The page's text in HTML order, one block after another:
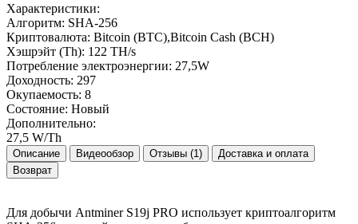
Характеристики:
Алгоритм: SHA-256
Криптовалюта: Bitcoin (BTC),Bitcoin Cash (BCH)
Хэшрэйт (Th): 122 TH/s
Потребление электроэнергии: 27,5W
Доходность: 297
Окупаемость: 8
Состояние: Новый
Дополнительно:
27,5 W/Th
Описание Видеообзор Отзывы (1)
Доставка и оплата
Возврат
Для добычи Antminer S19j PRO использует криптоалгоритм